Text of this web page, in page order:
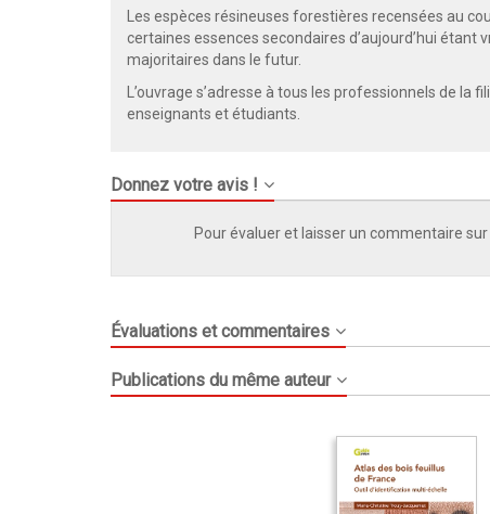
Les espèces résineuses forestières recensées au
certaines essences secondaires d’aujourd’hui
majoritaires dans le futur.
L’ouvrage s’adresse à tous les professionnels de
enseignants et étudiants.
Donnez votre avis !
Pour évaluer et laisser un commentaire
Évaluations et commentaires
Publications du même auteur